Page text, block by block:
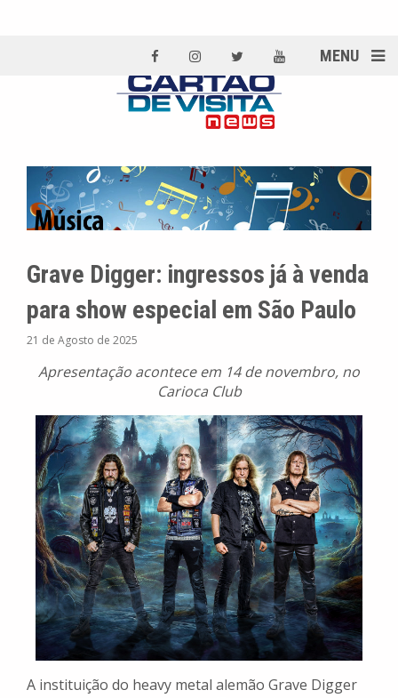
MENU
Grave Digger: ingressos já à venda
para show especial em São Paulo
21 de Agosto de 2025
Apresentação acontece em 14 de novembro, no
Carioca Club
A instituição do heavy metal alemão Grave Digger